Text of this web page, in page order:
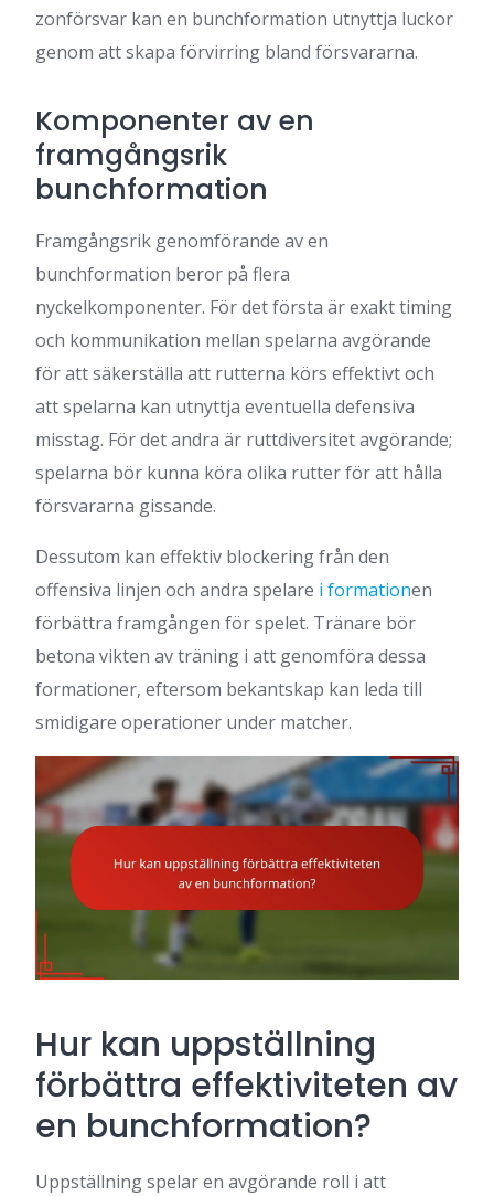
zonförsvar kan en bunchformation utnyttja luckor
genom att skapa förvirring bland försvararna.
Komponenter av en
framgångsrik
bunchformation
Framgångsrik genomförande av en
bunchformation beror på flera
nyckelkomponenter. För det första är exakt timing
och kommunikation mellan spelarna avgörande
för att säkerställa att rutterna körs effektivt och
att spelarna kan utnyttja eventuella defensiva
misstag. För det andra är ruttdiversitet avgörande;
spelarna bör kunna köra olika rutter för att hålla
försvararna gissande.
Dessutom kan effektiv blockering från den
offensiva linjen och andra spelare i formationen
förbättra framgången för spelet. Tränare bör
betona vikten av träning i att genomföra dessa
formationer, eftersom bekantskap kan leda till
smidigare operationer under matcher.
Hur kan uppställning
förbättra effektiviteten av
en bunchformation?
Uppställning spelar en avgörande roll i att